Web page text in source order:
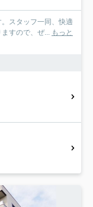
スタッフ一同、快適
すので、ぜ...
もっと